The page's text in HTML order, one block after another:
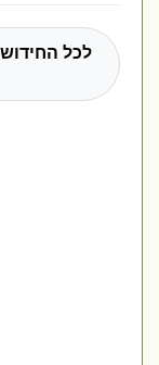
לכל